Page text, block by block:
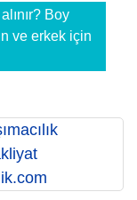
Boy
ve erkek için